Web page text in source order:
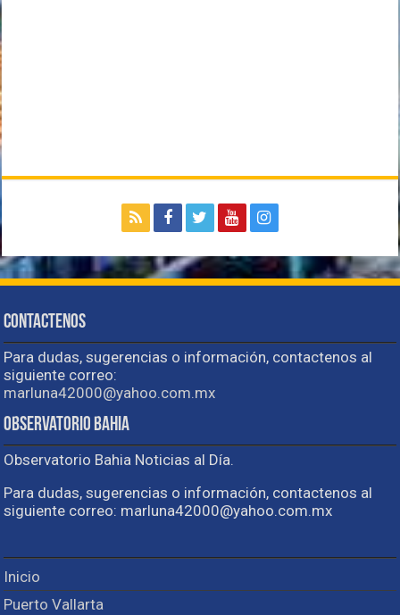
Contactenos
Para dudas, sugerencias o información, contactenos al
siguiente correo:
marluna42000@yahoo.com.mx
Observatorio Bahia
Observatorio Bahia Noticias al Día.
Para dudas, sugerencias o información, contactenos al
siguiente correo: marluna42000@yahoo.com.mx
Inicio
Puerto Vallarta